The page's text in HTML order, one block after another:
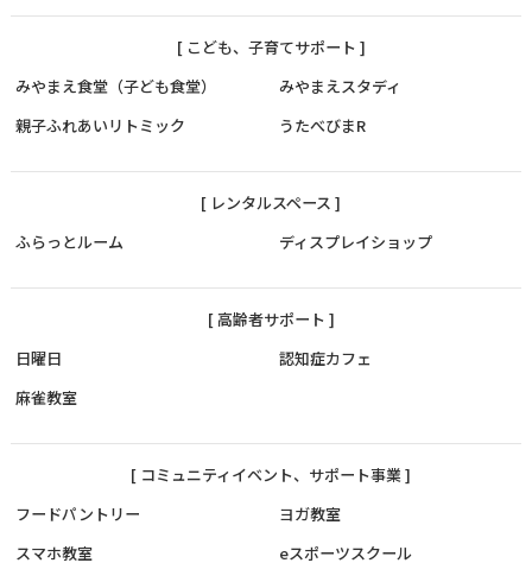
[ こども、子育てサポート ]
みやまえ食堂（子ども食堂）
みやまえスタディ
親子ふれあいリトミック
うたべびまR
[ レンタルスペース ]
ふらっとルーム
ディスプレイショップ
[ 高齢者サポート ]
日曜日
認知症カフェ
麻雀教室
[ コミュニティイベント、サポート事業 ]
フードパントリー
ヨガ教室
スマホ教室
eスポーツスクール